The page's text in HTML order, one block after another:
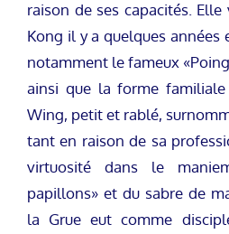
raison de ses capacités.
Kong il y a quelques années
notamment le fameux
ainsi que la forme
Wing, petit et rablé,
tant en raison de sa
virtuosité dans le
papillons» et du sabre de
la Grue eut comme